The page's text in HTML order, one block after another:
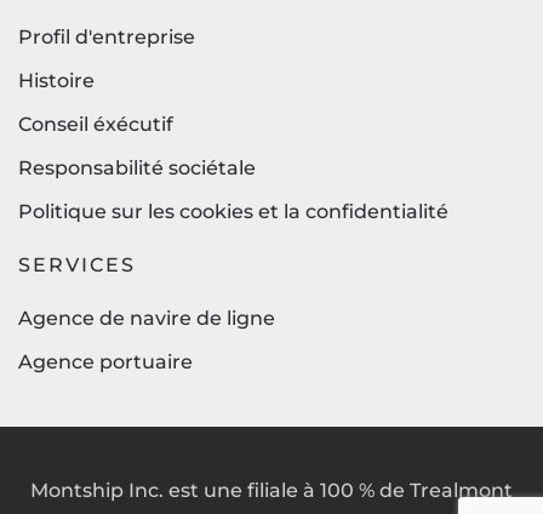
Profil d'entreprise
Histoire
Conseil éxécutif
Responsabilité sociétale
Politique sur les cookies et la confidentialité
SERVICES
Agence de navire de ligne
Agence portuaire
Montship Inc. est une filiale à 100 % de Trealmont